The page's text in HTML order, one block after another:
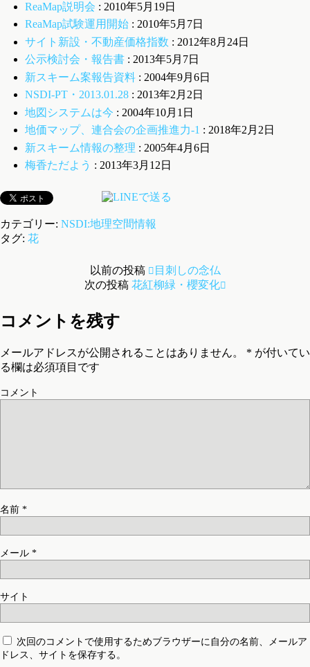
ReaMap説明会 : 2010年5月19日
ReaMap試験運用開始: 2010年5月7日
サイト新設・不動産価格指数 : 2012年8月24日
公示検討会・報告書: 2013年5月7日
新スキーム案報告資料: 2004年9月6日
NSDI-PT・2013.01.28: 2013年2月2日
地図システムは今 : 2004年10月1日
地価マップ、連合会の企画推進力-1 : 2018年2月2日
新スキーム情報の整理 : 2005年4月6日
梅香ただよう : 2013年3月12日
カテゴリー: NSDI:地理空間情報
タグ: 花
以前の投稿
目刺しの念仏
次の投稿 花紅柳緑・櫻変化
コメントを残す
メールアドレスが公開されることはありません。 * が付いてい
る欄は必須項目です
コメント
名前 *
メール *
サイト
次回のコメントで使用するためブラウザーに自分の名前、メールア
ドレス、サイトを保存する。